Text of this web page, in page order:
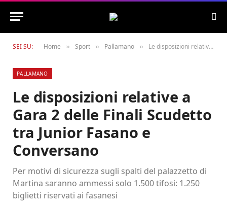
SEI SU: Home » Sport » Pallamano » Le disposizioni relative a Gara 2 delle Finali Scudetto tra Junior Fasano e Conversano
PALLAMANO
Le disposizioni relative a
Gara 2 delle Finali Scudetto
tra Junior Fasano e
Conversano
Per motivi di sicurezza sugli spalti del palazzetto di
Martina saranno ammessi solo 1.500 tifosi: 1.250
biglietti riservati ai fasanesi